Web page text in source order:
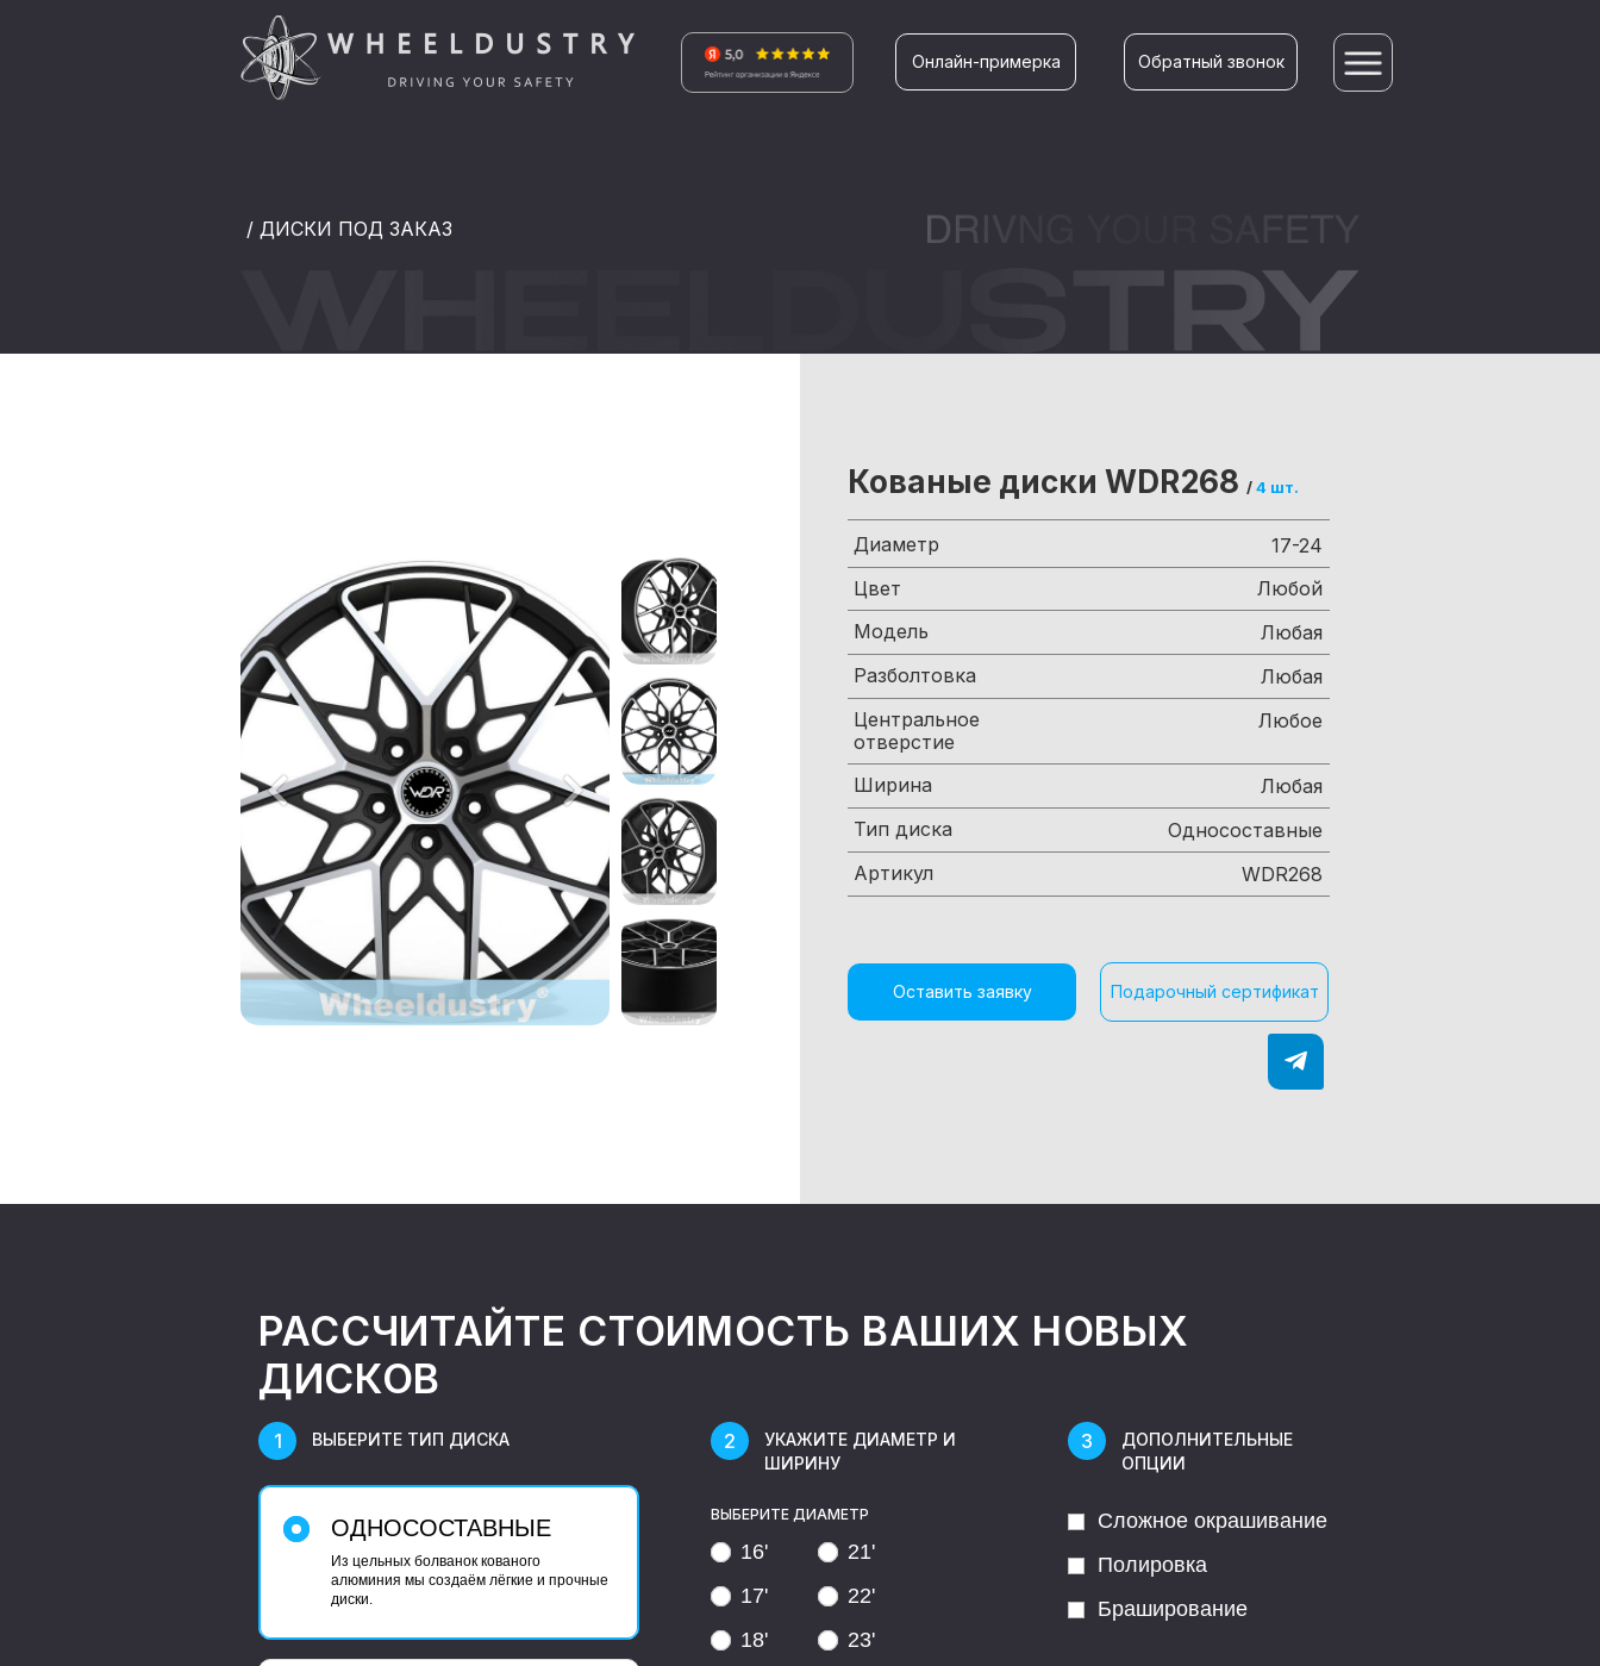
Онлайн-примерка Обратный звонок
/ ДИСКИ ПОД ЗАКАЗ
Кованые диски WDR268 /4 шт.
Диаметр
17-24
Цвет
Любой
Модель
Любая
Разболтовка
Любая
Центральное
отверстие
Любое
Ширина
Любая
Тип диска
Односоставные
Артикул
WDR268
Оставить заявку Подарочный сертификат
РАССЧИТАЙТЕ СТОИМОСТЬ ВАШИХ НОВЫХ
ДИСКОВ
ВЫБЕРИТЕ ТИП ДИСКА
ОДНОСОСТАВНЫЕ
Из цельных болванок кованого
алюминия мы создаём лёгкие и прочные
диски.
УКАЖИТЕ ДИАМЕТР И
ШИРИНУ
ВЫБЕРИТЕ ДИАМЕТР
16'
17'
18'
21'
22'
23'
ДОПОЛНИТЕЛЬНЫЕ
ОПЦИИ
Сложное окрашивание
Полировка
Браширование